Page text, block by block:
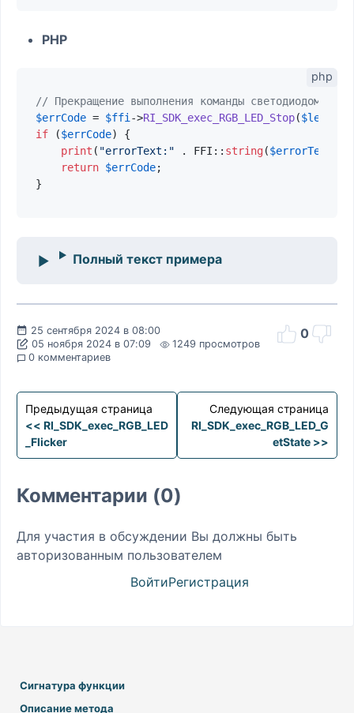
PHP
// Прекращение выполнения команды светодиодом
$errCode = $ffi ->RI_SDK_exec_RGB_LED_Stop($led
if ($errCode) {
print ( "errorText:" . FFI:: string($errorText
return $errCode;
Полный текст примера
25 сентября 2024 в 08:00
05 ноября 2024 в 07:09
1249 просмотров
0 комментариев
0
Предыдущая страница
<< RI_SDK_exec_RGB_LED
_Flicker
Следующая страница
RI_SDK_exec_RGB_LED_G
etState >>
Комментарии (0)
Для участия в обсуждении Вы должны быть
авторизованным пользователем
ВойтиРегистрация
Сигнатура функции
Описание метода